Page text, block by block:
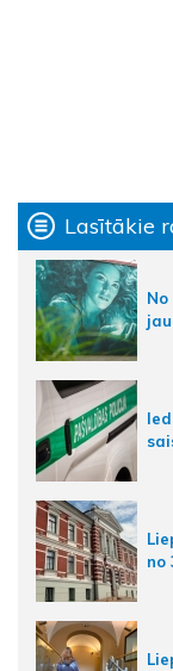
Lasītākie
no